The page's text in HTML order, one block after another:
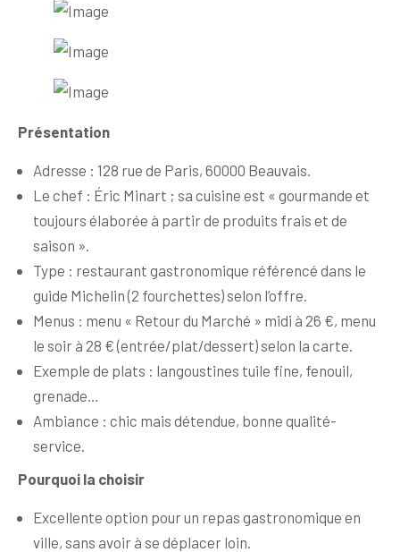
Présentation
Adresse : 128 rue de Paris, 60000 Beauvais.
Le chef : Éric Minart ; sa cuisine est « gourmande et
toujours élaborée à partir de produits frais et de
saison ».
Type : restaurant gastronomique référencé dans le
guide Michelin (2 fourchettes) selon l’offre.
Menus : menu « Retour du Marché » midi à 26 €, menu
le soir à 28 € (entrée/plat/dessert) selon la carte.
Exemple de plats : langoustines tuile fine, fenouil,
grenade…
Ambiance : chic mais détendue, bonne qualité-
service.
Pourquoi la choisir
Excellente option pour un repas gastronomique en
ville, sans avoir à se déplacer loin.